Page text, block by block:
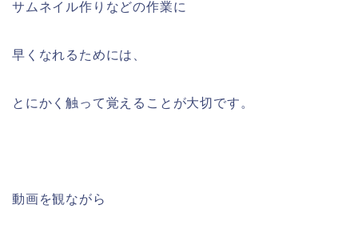
サムネイル作りなどの作業に
早くなれるためには、
とにかく触って覚えることが大切です。
動画を観ながら